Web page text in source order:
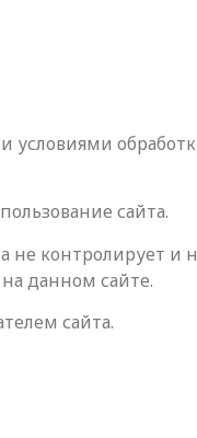
условиями
сайта.
не контролирует и
данном сайте.
сайта.